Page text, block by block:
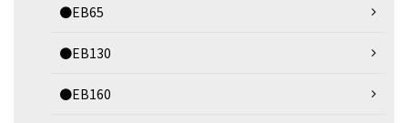
●EB65
●EB130
●EB160